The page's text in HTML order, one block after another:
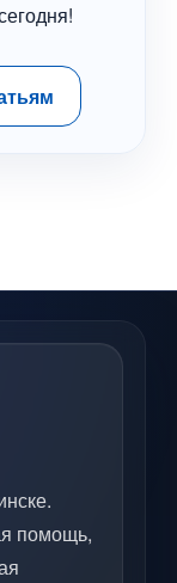
помощь,